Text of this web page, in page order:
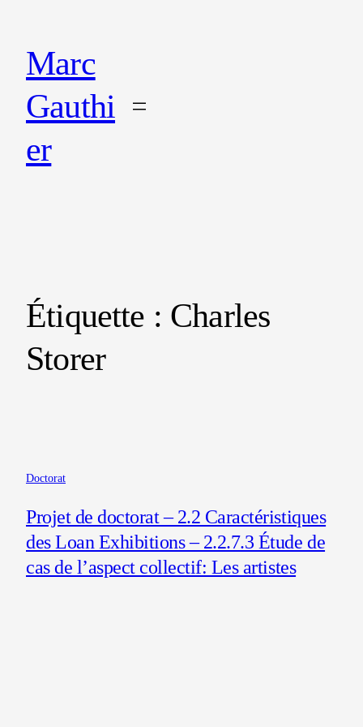
Marc
Gauthi
er
Étiquette : Charles
Storer
Doctorat
Projet de doctorat – 2.2 Caractéristiques
des Loan Exhibitions – 2.2.7.3 Étude de
cas de l’aspect collectif: Les artistes